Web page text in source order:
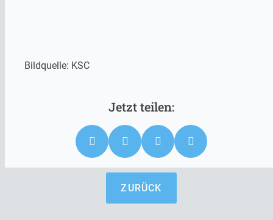
Bildquelle: KSC
ZURÜCK